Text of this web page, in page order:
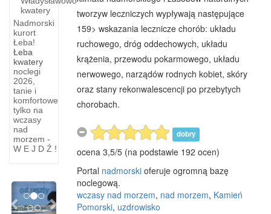
kwatery
Nadmorski
kurort
Łeba!
Łeba
kwatery
noclegi
2026,
tanie i
komfortowe
tylko na
wczasy
nad
morzem -
W E J D Ź !
Turystyka
dawniej
i
dziś
-
Do
końca
nieomal
XIX
stulecia
od reszty
PreviousNext
tworzyw leczniczych wypływają następujące
159> wskazania lecznicze chorób: układu
ruchowego, dróg oddechowych, układu
krążenia, przewodu pokarmowego, układu
nerwowego, narządów rodnych kobiet, skóry
oraz stany rekonwalescencji po przebytych
chorobach.
dobry
ocena 3,5/5 (na podstawie 192 ocen)
Portal nadmorski oferuje ogromną bazę
noclegową.
wczasy nad morzem, nad morzem, Kamień
Pomorski, uzdrowisko